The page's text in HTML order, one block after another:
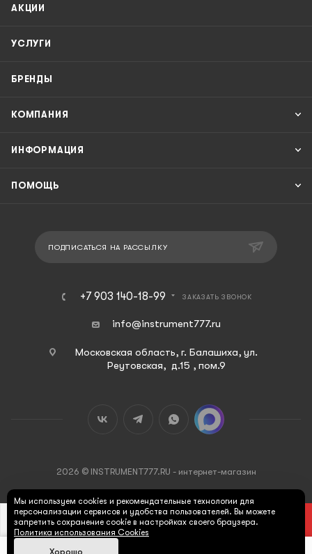
В КОРЗИНУ
АКЦИИ
УСЛУГИ
БРЕНДЫ
КОМПАНИЯ
ИНФОРМАЦИЯ
ПОМОЩЬ
ПОДПИСАТЬСЯ НА РАССЫЛКУ
+7 903 140-18-99 ЗАКАЗАТЬ ЗВОНОК
info@instrument777.ru
Московская область, г. Балашиха, ул.
Реутовская, д.15 , пом.9
2026 © INSTRUMENT777.RU - интернет-магазин
Мы используем cookies и рекомендательные технологии для
персонализации сервисов и удобства пользователей. Вы можете
запретить сохранение cookie в настройках своего браузера.
Политика использования Cookies
Хорошо